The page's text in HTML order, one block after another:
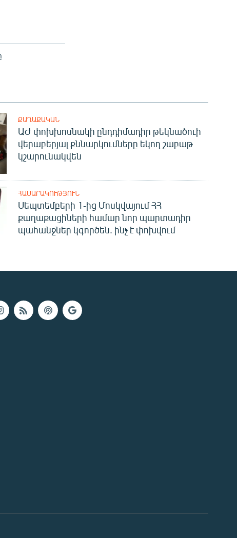
ՔԱՂԱՔԱԿԱՆ
ԱԺ փոխխոսնակի ընդդիմադիր թեկնածուի
վերաբերյալ քննարկումները եկող շաբաթ
կշարունակվեն
ՀԱՍԱՐԱԿՈՒԹՅՈՒՆ
Սեպտեմբերի 1-ից Մոսկվայում ՀՀ
քաղաքացիների համար նոր պարտադիր
պահանջներ կգործեն. ինչ է փոխվում